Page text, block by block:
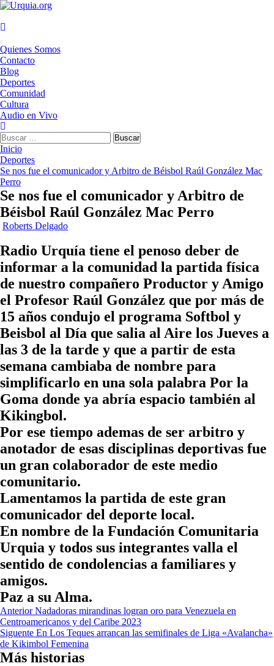
Saltar
contenido
Menú
principal
Quienes Somos
Contacto
Blog
Deportes
Comunidad
Cultura
Audio en Vivo
Buscar:
Inicio
Deportes
Se nos fue el comunicador y Arbitro de Béisbol Raúl González Mac
Perro
Se nos fue el comunicador y Arbitro de
Béisbol Raúl González Mac Perro
Roberts Delgado
Radio Urquía tiene el penoso deber de
informar a la comunidad la partida física
de nuestro compañero Productor y Amigo
el Profesor Raúl González que por más de
15 años condujo el programa Softbol y
Beisbol al Día que salia al Aire los Jueves a
las 3 de la tarde y que a partir de esta
semana cambiaba de nombre para
simplificarlo en una sola palabra Por la
Goma donde ya abría espacio también al
Kikingbol.
Por ese tiempo ademas de ser arbitro y
anotador de esas disciplinas deportivas fue
un gran colaborador de este medio
comunitario.
Lamentamos la partida de este gran
comunicador del deporte local.
En nombre de la Fundación Comunitaria
Urquia y todos sus integrantes valla el
sentido de condolencias a familiares y
amigos.
Paz a su Alma.
Navegación
de
entradas
AnteriorNadadoras mirandinas logran oro para Venezuela en
Centroamericanos y del Caribe 2023
Siguente En Los Teques arrancan las semifinales de Liga «Avalancha»
de Kikimbol Femenina
Más historias